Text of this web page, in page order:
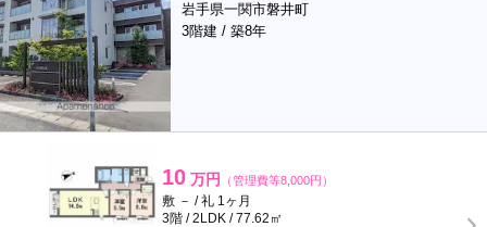
岩手県一関市磐井町
3階建 / 築8年
10 万円 （管理費等8,000円）
敷 － / 礼 1ヶ月
3階 / 2LDK / 77.62㎡